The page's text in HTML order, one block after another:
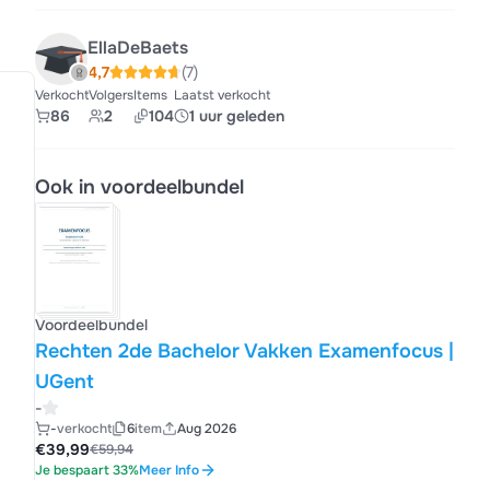
EllaDeBaets
4,7 (7)
Verkocht
86
Volgers
2
Items
104
Laatst verkocht
1 uur geleden
Ook in voordeelbundel
Voordeelbundel
Rechten 2de Bachelor Vakken Examenfocus |
UGent
-
-verkocht 6item
Aug 2026
€59,94
€39,99
Je bespaart 33%Meer Info